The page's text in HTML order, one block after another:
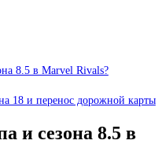
8.5 в Marvel Rivals?
18 и перенос дорожной карты
и сезона 8.5 в